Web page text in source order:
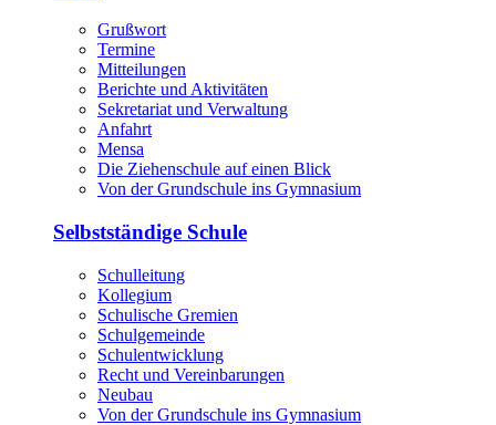
Grußwort
Termine
Mitteilungen
Berichte und Aktivitäten
Sekretariat und Verwaltung
Anfahrt
Mensa
Die Ziehenschule auf einen Blick
Von der Grundschule ins Gymnasium
Selbstständige Schule
Schulleitung
Kollegium
Schulische Gremien
Schulgemeinde
Schulentwicklung
Recht und Vereinbarungen
Neubau
Von der Grundschule ins Gymnasium